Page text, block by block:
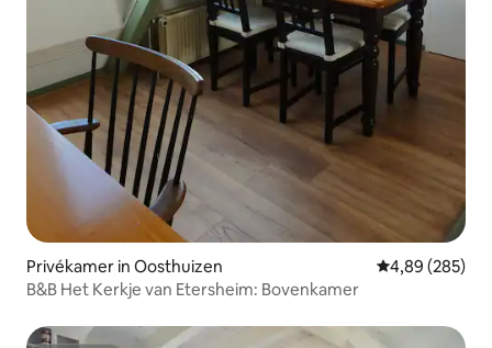
Privékamer in Oosthuizen Gemiddelde
4,89 (285)
B&B Het Kerkje van Etersheim: Bovenkamer